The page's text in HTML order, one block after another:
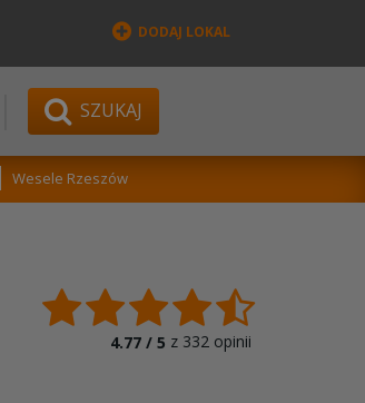
DODAJ LOKAL
SZUKAJ
Wesele Rzeszów
4.77 / 5 z 332 opinii